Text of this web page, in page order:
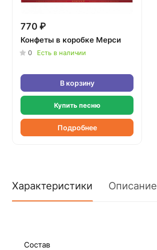
770 ₽
Конфеты в коробке Мерси
0 Есть в наличии
В корзину
Купить песню
Подробнее
Характеристики Описание
Состав